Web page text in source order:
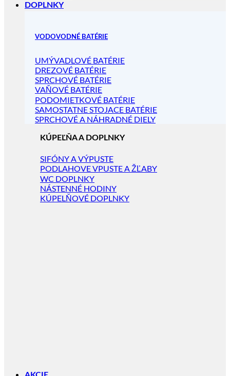
DOPLNKY
VODOVODNÉ BATÉRIE
UMÝVADLOVÉ BATÉRIE
DREZOVÉ BATÉRIE
SPRCHOVÉ BATÉRIE
VAŇOVÉ BATÉRIE
PODOMIETKOVÉ BATÉRIE
SAMOSTATNE STOJACE BATÉRIE
SPRCHOVÉ A NÁHRADNÉ DIELY
KÚPEĽŇA A DOPLNKY
SIFÓNY A VÝPUSTE
PODLAHOVE VPUSTE A ŽĽABY
WC DOPLNKY
NÁSTENNÉ HODINY
KÚPELŇOVÉ DOPLNKY